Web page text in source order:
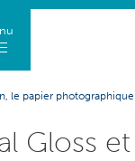
le papier
Gloss